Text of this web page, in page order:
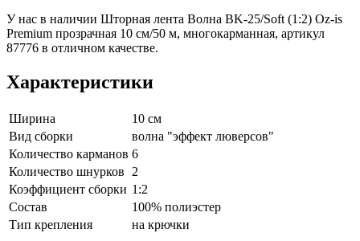
У нас в наличии Шторная лента Волна BK-25/Soft (1:2) Oz-is
Premium прозрачная 10 см/50 м, многокарманная, артикул
87776 в отличном качестве.
Характеристики
Ширина
10 см
Вид сборки
волна "эффект люверсов"
Количество карманов 6
Количество шнурков
2
Коэффициент сборки 1:2
Состав
100% полиэстер
Тип крепления
на крючки